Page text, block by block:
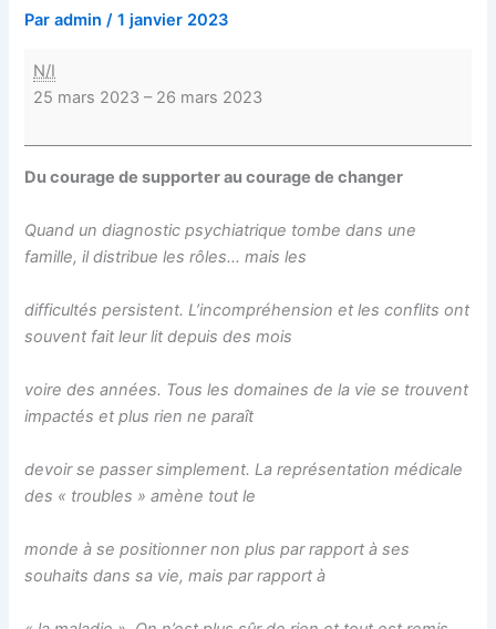
Paradmin/1 janvier 2023
N/I
25 mars 2023 – 26 mars 2023
Du courage de supporter au courage de changer
Quand un diagnostic psychiatrique tombe dans une
famille, il distribue les rôles… mais les
difficultés persistent. L’incompréhension et les conflits ont
souvent fait leur lit depuis des mois
voire des années. Tous les domaines de la vie se trouvent
impactés et plus rien ne paraît
devoir se passer simplement. La représentation médicale
des « troubles » amène tout le
monde à se positionner non plus par rapport à ses
souhaits dans sa vie, mais par rapport à